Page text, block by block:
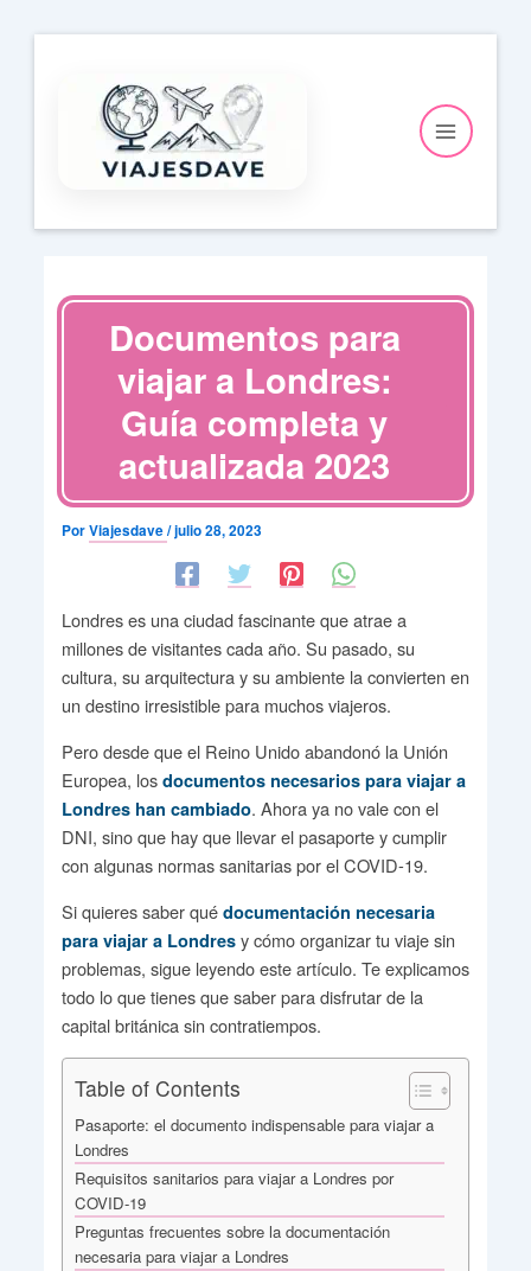
contenido
Documentos para
viajar a Londres:
Guía completa y
actualizada 2023
PorViajesdave/julio 28, 2023
Londres es una ciudad fascinante que atrae a
millones de visitantes cada año. Su pasado, su
cultura, su arquitectura y su ambiente la convierten en
un destino irresistible para muchos viajeros.
Pero desde que el Reino Unido abandonó la Unión
Europea, los documentos necesarios para viajar a
Londres han cambiado. Ahora ya no vale con el
DNI, sino que hay que llevar el pasaporte y cumplir
con algunas normas sanitarias por el COVID-19.
Si quieres saber qué documentación necesaria
para viajar a Londresy cómo organizar tu viaje sin
problemas, sigue leyendo este artículo. Te explicamos
todo lo que tienes que saber para disfrutar de la
capital británica sin contratiempos.
Table of Contents
Pasaporte: el documento indispensable para viajar a
Londres
Requisitos sanitarios para viajar a Londres por
COVID-19
Preguntas frecuentes sobre la documentación
necesaria para viajar a Londres